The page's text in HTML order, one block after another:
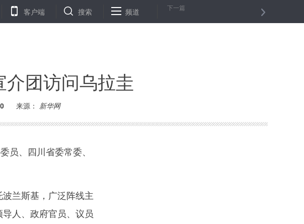
党主席伊萨姆·哈利勒 潮乐女司鼓余少萤的美好生活：想带学生上春晚 跨越逾千公里
客户端 搜索 频道 下一篇
团访问乌拉圭
来源： 新华网
、四川省委常委、
兰斯基，广泛阵线主
人、政府官员、议员